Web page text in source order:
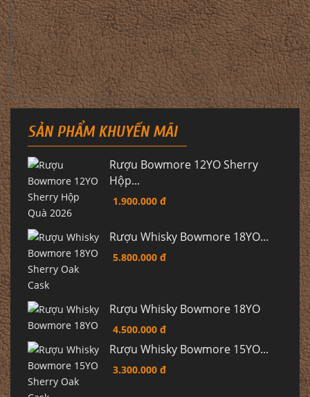
SẢN PHẨM KHUYẾN MÃI
Rượu Bowmore 12YO Sherry
Hộp...
1.900.000 đ
Rượu Whisky Bowmore 18YO...
5.800.000 đ
Rượu Whisky Bowmore 18YO
4.500.000 đ
Rượu Whisky Bowmore 15YO...
3.300.000 đ